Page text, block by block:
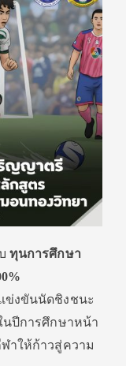
ทุนการศึกษา
ข่งขันนัดชิงชนะ
นปีการศึกษาหน้า
าให้ก้าวสู่ความ